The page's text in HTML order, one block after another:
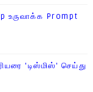
உருவாக்க Prompt
'டிஸ்மிஸ்' செய்து